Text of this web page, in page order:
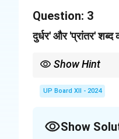
तीखापन उसकी
Download
Question: 3
दुर्धर' और 'प्रांतर' शब्द
Show Hint
UP Board XII - 2024
Show